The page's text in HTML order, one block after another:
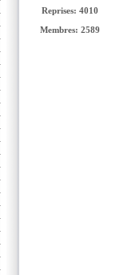
Reprises: 4010
Membres: 2589